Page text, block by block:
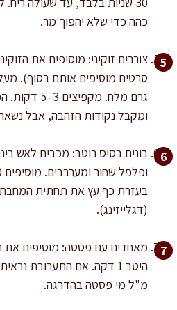
כהה כדי שלא יהפוך מר.
צורבים זוקיני: מוסיפים את
גרם מלח.
ומקבל נקודות הזהבה, אבל
בונים בסיס רוטב: מכבים לאש
בעזרת כף עץ את תחתית
(דגלייזינג).
מאחדים עם פסטה: מוסיפים
מ"ל מי פסטה בהדרגה.